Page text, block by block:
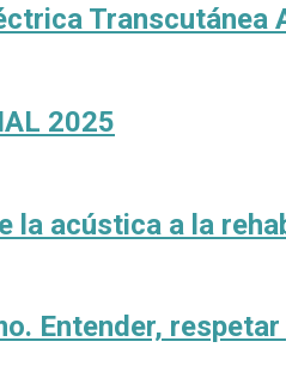
Transcutánea
2025
la acústica a la
Entender,